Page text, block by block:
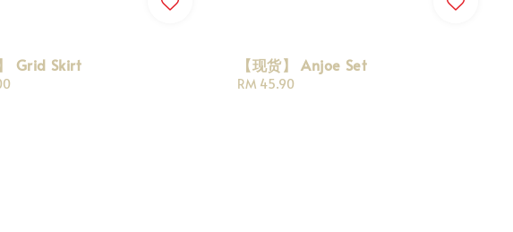
Grid Skirt 【现货】 Anjoe Set
Regular
RM 45.90